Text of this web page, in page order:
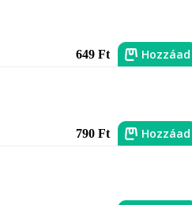
649 Ft Hozzáad
790 Ft Hozzáad